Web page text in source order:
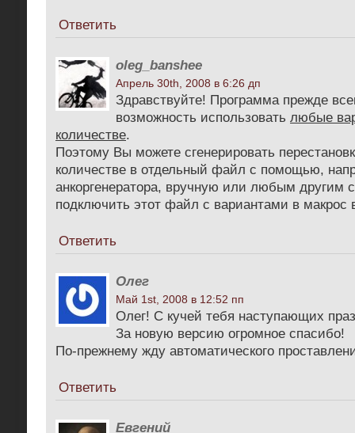
Ответить
oleg_banshee
Апрель 30th, 2008 в 6:26 дп
Здравствуйте! Программа прежде
возможность использовать любые
количестве.
Поэтому Вы можете сгенерировать
количестве в отдельный файл с помощью,
анкоргенератора, вручную или любым другим
подключить этот файл с вариантами в макрос
Ответить
Олег
Май 1st, 2008 в 12:52 пп
Олег! С кучей тебя наступающих
За новую версию огромное спасибо!
По-прежнему жду автоматического
Ответить
Евгений